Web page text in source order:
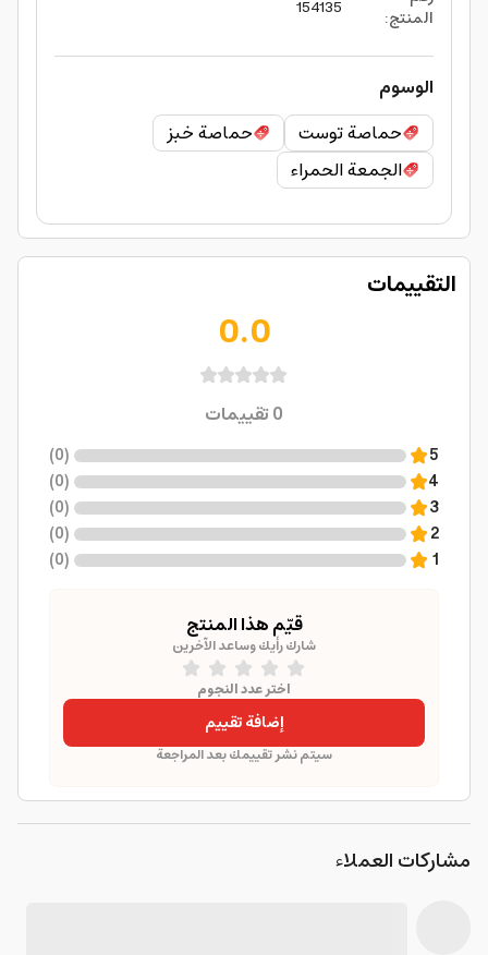
المنتج:
154135
الوسوم
حماصة توست
حماصة خبز
الجمعة الحمراء
التقييمات
0.0
0تقييمات
5
(
0
)
4
(
0
)
3
(
0
)
2
(
0
)
1
(
0
)
قيّم هذا المنتج
شارك رأيك وساعد الآخرين
اختر عدد النجوم
إضافة تقييم
سيتم نشر تقييمك بعد المراجعة
مشاركات العملاء